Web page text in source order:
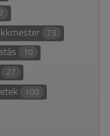
73
10
27
100